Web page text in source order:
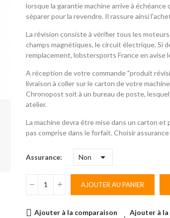
lorsque la garantie machine arrive à
séparer pour la revendre. Il rassure ainsi
La révision consiste à vérifier tous les
champs magnétiques, le circuit électrique. Si
remplacement, lobstersports France en
A réception de votre commande "produit
livraison à coller sur le carton de votre
Chronopost soit à un bureau de poste,
atelier.
La machine devra être mise dans un carton
pas comprise dans le forfait. Choisir
Assurance
AJOUTER AU PANIER
Ajouter à la comparaison Ajouter à